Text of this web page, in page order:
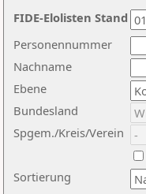
Nachname
Ebene
Sortierung
Personennummer
Bundesland
Spgem./Kreis/Verein
FIDE-Elolisten Stand